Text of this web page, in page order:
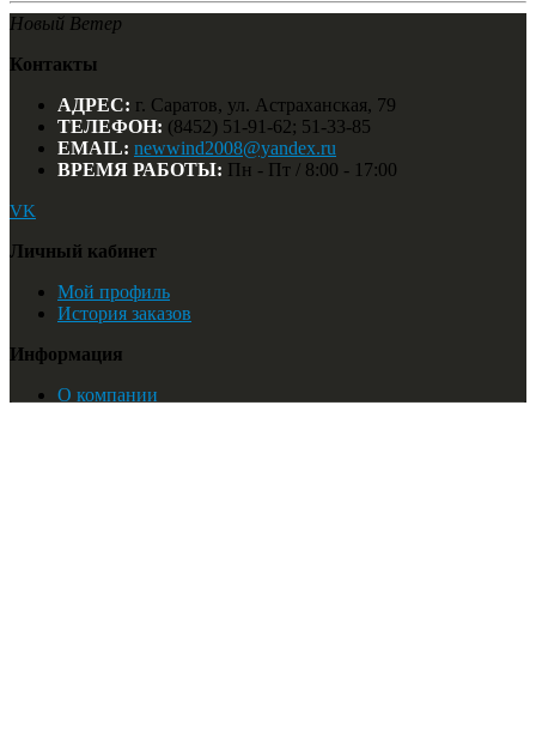
Новый Ветер
Контакты
АДРЕС: г. Саратов, ул. Астраханская, 79
ТЕЛЕФОН: (8452) 51-91-62; 51-33-85
EMAIL: newwind2008@yandex.ru
ВРЕМЯ РАБОТЫ: Пн - Пт / 8:00 - 17:00
VK
Личный кабинет
Мой профиль
История заказов
Информация
О компании